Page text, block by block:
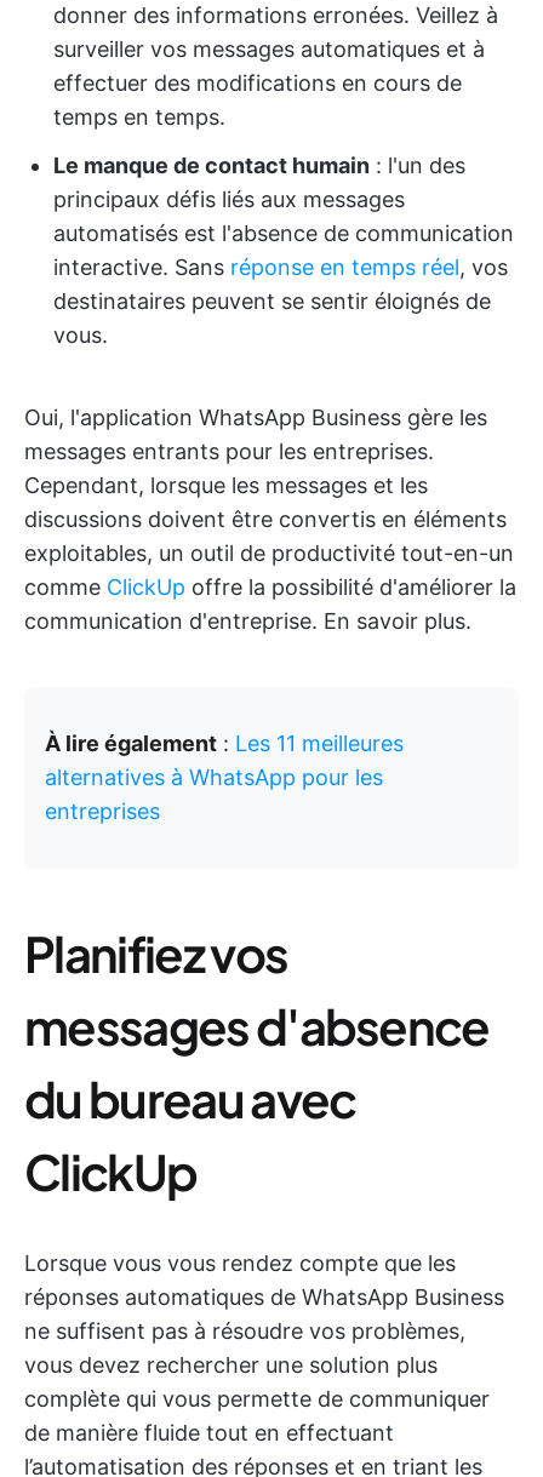
donner des informations erronées. Veillez à
surveiller vos messages automatiques et à
effectuer des modifications en cours de
temps en temps.
Le manque de contact humain : l'un des
principaux défis liés aux messages
automatisés est l'absence de communication
interactive. Sans réponse en temps réel, vos
destinataires peuvent se sentir éloignés de
vous.
Oui, l'application WhatsApp Business gère les
messages entrants pour les entreprises.
Cependant, lorsque les messages et les
discussions doivent être convertis en éléments
exploitables, un outil de productivité tout-en-un
comme ClickUp offre la possibilité d'améliorer la
communication d'entreprise. En savoir plus.
À lire également : Les 11 meilleures
alternatives à WhatsApp pour les
entreprises
Planifiez vos
messages d'absence
du bureau avec
ClickUp
Lorsque vous vous rendez compte que les
réponses automatiques de WhatsApp Business
ne suffisent pas à résoudre vos problèmes,
vous devez rechercher une solution plus
complète qui vous permette de communiquer
de manière fluide tout en effectuant
l’automatisation des réponses et en triant les